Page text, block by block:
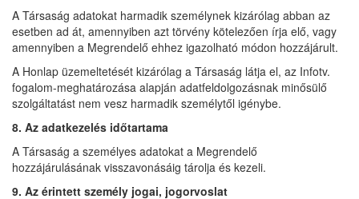
A Társaság adatokat harmadik személynek kizárólag abban az
esetben ad át, amennyiben azt törvény kötelezően írja elő, vagy
amennyiben a Megrendelő ehhez igazolható módon hozzájárult.
A Honlap üzemeltetését kizárólag a Társaság látja el, az Infotv.
fogalom-meghatározása alapján adatfeldolgozásnak minősülő
szolgáltatást nem vesz harmadik személytől igénybe.
8. Az adatkezelés időtartama
A Társaság a személyes adatokat a Megrendelő
hozzájárulásának visszavonásáig tárolja és kezeli.
9. Az érintett személy jogai, jogorvoslat